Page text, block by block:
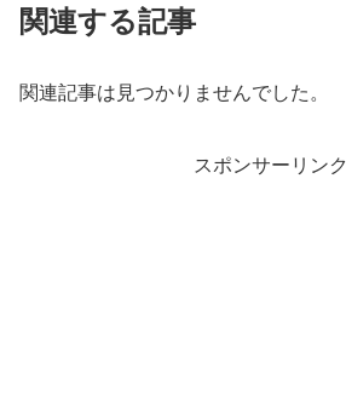
関連する記事
関連記事は見つかりませんでした。
スポンサーリンク